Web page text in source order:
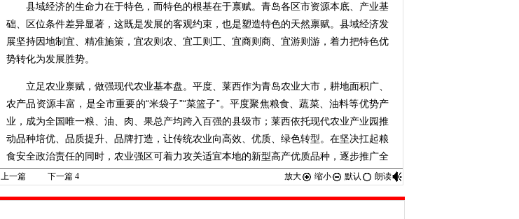
县域经济的生命力在于特色，而特色的根基在于禀赋。青岛各区市资源本底、产业基
础、区位条件差异显著，这既是发展的客观约束，也是塑造特色的天然禀赋。县域经济发
展坚持因地制宜、精准施策，宜农则农、宜工则工、宜商则商、宜游则游，着力把特色优
势转化为发展胜势。
立足农业禀赋，做强现代农业基本盘。平度、莱西作为青岛农业大市，耕地面积广、
农产品资源丰富，是全市重要的“米袋子”“菜篮子”。平度聚焦粮食、蔬菜、油料等优势产
业，成为全国唯一粮、油、肉、果总产均跨入百强的县级市；莱西依托现代农业产业园推
动品种培优、品质提升、品牌打造，让传统农业向高效、优质、绿色转型。在坚决扛起粮
食安全政治责任的同时，农业强区可着力攻关适宜本地的新型高产优质品种，逐步推广全
链条数字化管理平台‌，打造面向半岛城市群的智慧化农产品供应链枢纽。
立足工业基础，打造先进制造集聚区。胶州、即墨等市区主动承接中心城市产业外
上一篇 下一篇 4 放大 缩小 默认 朗读